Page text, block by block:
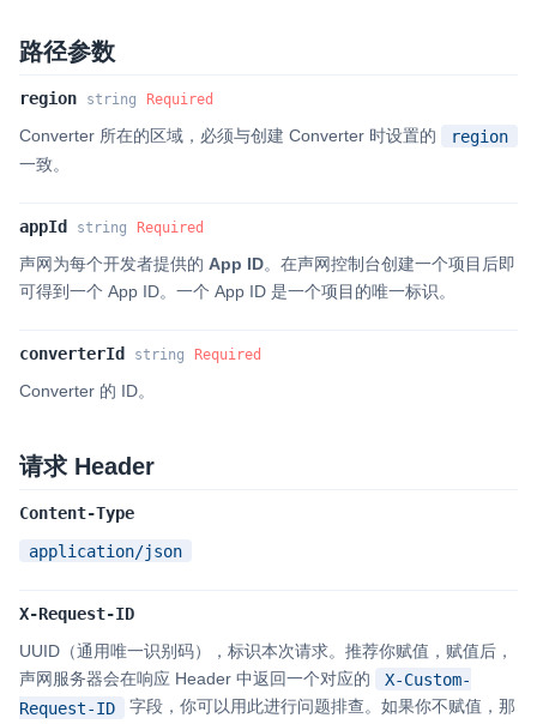
对接国内外多家 CDN 供应商，提供一个整体播放体验最佳的
媒体流加速
实时互动扩展能力
实时转录翻译
微呼叫 NEW
Status Page
对实时音频和视频画面进行风险识别，并联动回调和业务处置流
程
路径参数
region string Required
Converter 所在的区域，必须与创建 Converter 时设置的
region
一致。
appId string Required
声网为每个开发者提供的 App ID。在声网控制台创建一个项目后即
可得到一个 App ID。一个 App ID 是一个项目的唯一标识。
converterId string Required
Converter 的 ID。
请求 Header
Content-Type
application/json
X-Request-ID
UUID（通用唯一识别码），标识本次请求。推荐你赋值，赋值后，
声网服务器会在响应 Header 中返回一个对应的
X-Custom-
Request-ID
字段，你可以用此进行问题排查。如果你不赋值，那